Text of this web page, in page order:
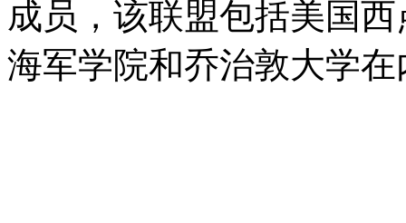
成员，该联盟包括美国
海军学院和乔治敦大学